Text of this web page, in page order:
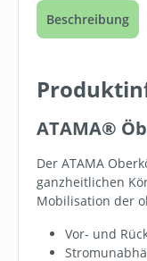
Beschreibung
ATAMA®
Der ATAMA
ganzheitlichen
Mobilisation der
Vor- und